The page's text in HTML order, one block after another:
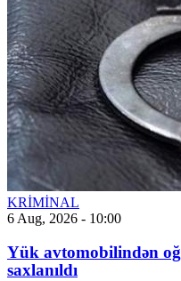
KRİMİNAL
6 Aug, 2026 - 10:00
Yük avtomobilindən
saxlanıldı